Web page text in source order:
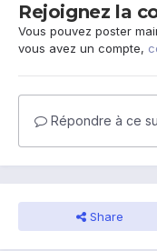
Rejoignez la
Vous pouvez poster
vous avez un compte,
Répondre à ce
Share